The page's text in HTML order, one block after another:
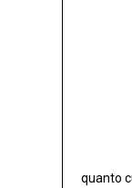
quanto